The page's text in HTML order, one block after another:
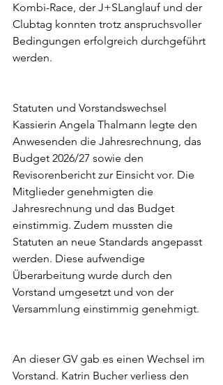
Kombi-Race, der J+SLanglauf und der
Clubtag konnten trotz anspruchsvoller
Bedingungen erfolgreich durchgeführt
werden.
Statuten und Vorstandswechsel
Kassierin Angela Thalmann legte den
Anwesenden die Jahresrechnung, das
Budget 2026/27 sowie den
Revisorenbericht zur Einsicht vor. Die
Mitglieder genehmigten die
Jahresrechnung und das Budget
einstimmig. Zudem mussten die
Statuten an neue Standards angepasst
werden. Diese aufwendige
Überarbeitung wurde durch den
Vorstand umgesetzt und von der
Versammlung einstimmig genehmigt.
An dieser GV gab es einen Wechsel im
Vorstand. Katrin Bucher verliess den